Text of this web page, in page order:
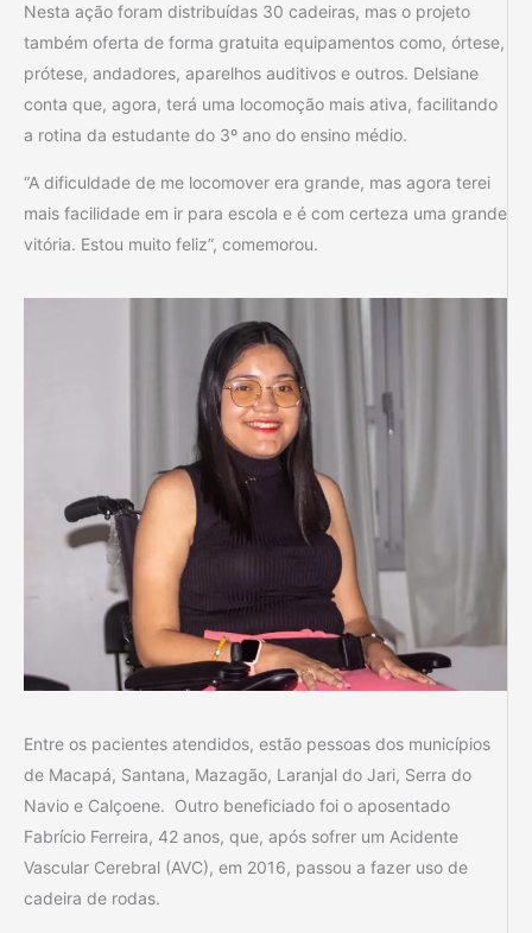
Nesta ação foram distribuídas 30 cadeiras, mas o projeto
também oferta de forma gratuita equipamentos como, órtese,
prótese, andadores, aparelhos auditivos e outros. Delsiane
conta que, agora, terá uma locomoção mais ativa, facilitando
a rotina da estudante do 3º ano do ensino médio.
“A dificuldade de me locomover era grande, mas agora terei
mais facilidade em ir para escola e é com certeza uma grande
vitória. Estou muito feliz”, comemorou.
Entre os pacientes atendidos, estão pessoas dos municípios
de Macapá, Santana, Mazagão, Laranjal do Jari, Serra do
Navio e Calçoene. Outro beneficiado foi o aposentado
Fabrício Ferreira, 42 anos, que, após sofrer um Acidente
Vascular Cerebral (AVC), em 2016, passou a fazer uso de
cadeira de rodas.